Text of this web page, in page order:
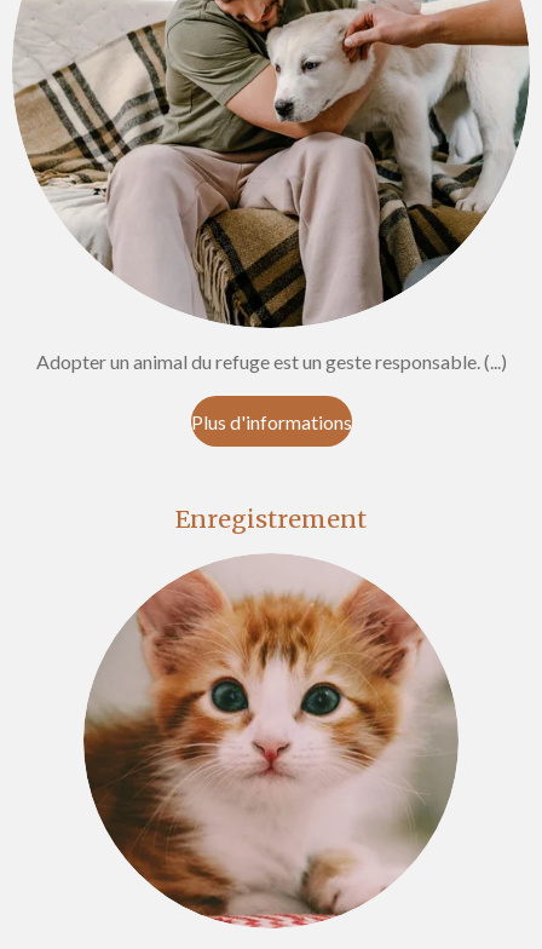
Adopter un animal du refuge est un geste responsable. (...)
Plus d'informations
Enregistrement